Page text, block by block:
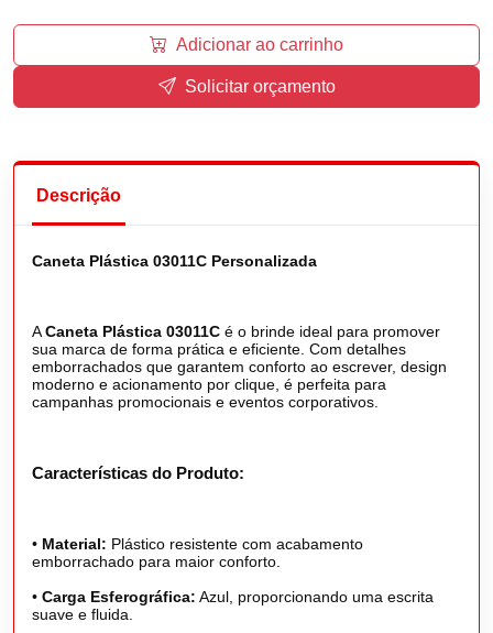
Adicionar ao carrinho
Solicitar orçamento
Descrição
Caneta Plástica 03011C Personalizada
ACaneta Plástica 03011C é o brinde ideal para promover
sua marca de forma prática e eficiente. Com detalhes
emborrachados que garantem conforto ao escrever, design
moderno e acionamento por clique, é perfeita para
campanhas promocionais e eventos corporativos.
Características do Produto:
• Material: Plástico resistente com acabamento
emborrachado para maior conforto.
• Carga Esferográfica: Azul, proporcionando uma escrita
suave e fluida.